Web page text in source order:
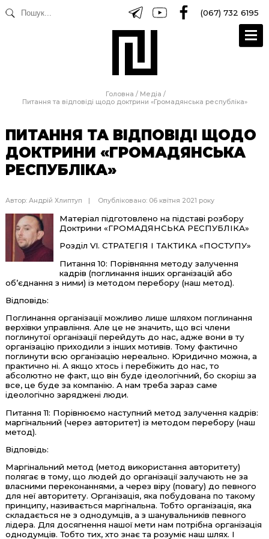
(067) 732 6195
Головна / Медіа /
Питання та відповіді щодо доктрини «Громадянська республіка»
ПИТАННЯ ТА ВІДПОВІДІ ЩОДО
ДОКТРИНИ «ГРОМАДЯНСЬКА
РЕСПУБЛІКА»
Автор: Андрій Хлиптуп Опубліковано: 06 квітня 2021 року
Матеріал підготовлено на підставі розбору
Доктрини «ГРОМАДЯНСЬКА РЕСПУБЛІКА»
Розділ VI. СТРАТЕГІЯ І ТАКТИКА «ПОСТУПУ»
Питання 10: Порівняння методу залучення
кадрів (поглинання інших організацій або
об’єднання з ними) із методом перебору (наш метод).
Відповідь:
Поглинання організації можливо лише шляхом поглинання
верхівки управління. Але це не значить, що всі члени
поглинутої організації перейдуть до нас, адже вони в ту
організацію приходили з інших мотивів. Тому фактично
поглинути всю організацію нереально. Юридично можна, а
практично ні. А якщо хтось і перебіжить до нас, то
абсолютно не факт, що він буде ідеологічний, бо скоріш за
все, це буде за компанію. А нам треба зараз саме
ідеологічно заряджені люди.
Питання 11: Порівнюємо наступний метод залучення кадрів:
маргінальний (через авторитет) із методом перебору (наш
метод).
Відповідь:
Маргінальний метод (метод використання авторитету)
полягає в тому, що людей до організації залучають не за
власними переконаннями, а через віру (повагу) до певного
для неї авторитету. Організація, яка побудована по такому
принципу, називається маргінальна. Тобто організація, яка
складається не з однодумців, а з шанувальників певного
лідера. Для досягнення нашої мети нам потрібна організація
однодумців. Тобто тих, хто знає та розуміє наш шлях. І